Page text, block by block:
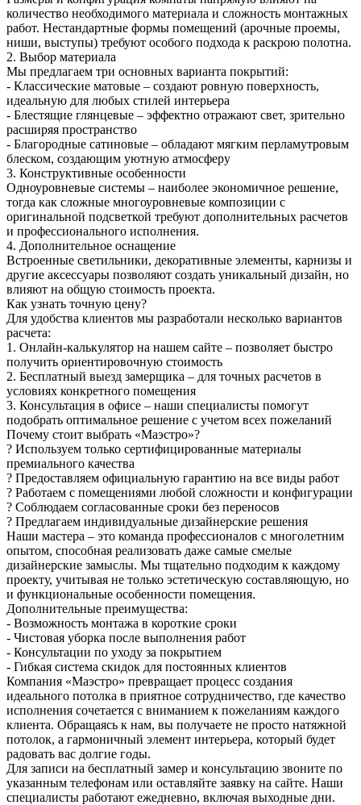
количество необходимого материала и сложность монтажных
работ. Нестандартные формы помещений (арочные проемы,
ниши, выступы) требуют особого подхода к раскрою полотна.
2. Выбор материала
Мы предлагаем три основных варианта покрытий:
- Классические матовые – создают ровную поверхность,
идеальную для любых стилей интерьера
- Блестящие глянцевые – эффектно отражают свет, зрительно
расширяя пространство
- Благородные сатиновые – обладают мягким перламутровым
блеском, создающим уютную атмосферу
3. Конструктивные особенности
Одноуровневые системы – наиболее экономичное решение,
тогда как сложные многоуровневые композиции с
оригинальной подсветкой требуют дополнительных расчетов
и профессионального исполнения.
4. Дополнительное оснащение
Встроенные светильники, декоративные элементы, карнизы и
другие аксессуары позволяют создать уникальный дизайн, но
влияют на общую стоимость проекта.
Как узнать точную цену?
Для удобства клиентов мы разработали несколько вариантов
расчета:
1. Онлайн-калькулятор на нашем сайте – позволяет быстро
получить ориентировочную стоимость
2. Бесплатный выезд замерщика – для точных расчетов в
условиях конкретного помещения
3. Консультация в офисе – наши специалисты помогут
подобрать оптимальное решение с учетом всех пожеланий
Почему стоит выбрать «Маэстро»?
? Используем только сертифицированные материалы
премиального качества
? Предоставляем официальную гарантию на все виды работ
? Работаем с помещениями любой сложности и конфигурации
? Соблюдаем согласованные сроки без переносов
? Предлагаем индивидуальные дизайнерские решения
Наши мастера – это команда профессионалов с многолетним
опытом, способная реализовать даже самые смелые
дизайнерские замыслы. Мы тщательно подходим к каждому
проекту, учитывая не только эстетическую составляющую, но
и функциональные особенности помещения.
Дополнительные преимущества:
- Возможность монтажа в короткие сроки
- Чистовая уборка после выполнения работ
- Консультации по уходу за покрытием
- Гибкая система скидок для постоянных клиентов
Компания «Маэстро» превращает процесс создания
идеального потолка в приятное сотрудничество, где качество
исполнения сочетается с вниманием к пожеланиям каждого
клиента. Обращаясь к нам, вы получаете не просто натяжной
потолок, а гармоничный элемент интерьера, который будет
радовать вас долгие годы.
Для записи на бесплатный замер и консультацию звоните по
указанным телефонам или оставляйте заявку на сайте. Наши
специалисты работают ежедневно, включая выходные дни.